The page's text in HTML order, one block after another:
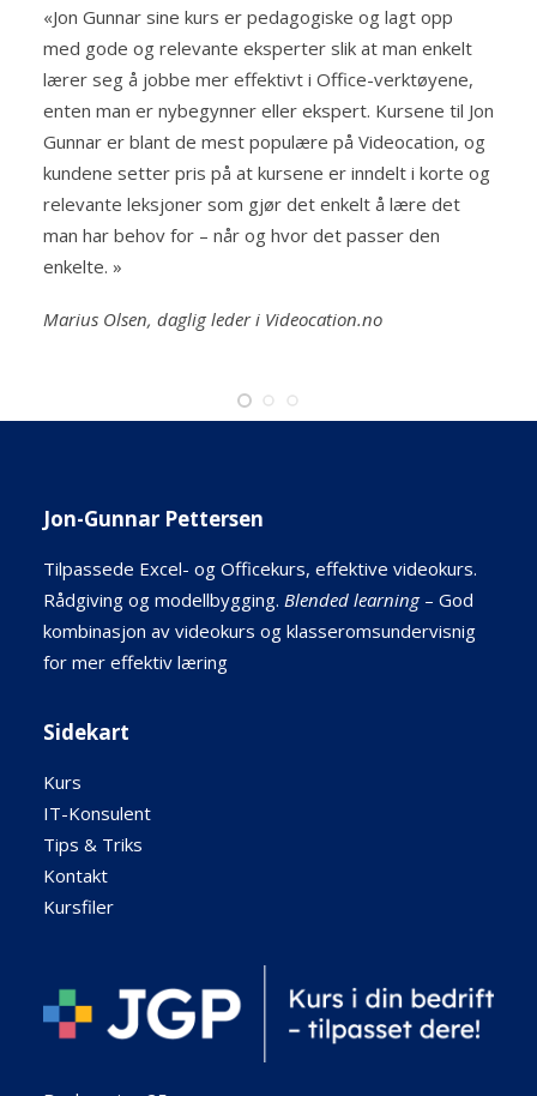
«Jon Gunnar sine kurs er pedagogiske og lagt opp
med gode og relevante eksperter slik at man enkelt
lærer seg å jobbe mer effektivt i Office-verktøyene,
enten man er nybegynner eller ekspert. Kursene til Jon
Gunnar er blant de mest populære på Videocation, og
kundene setter pris på at kursene er inndelt i korte og
relevante leksjoner som gjør det enkelt å lære det
man har behov for – når og hvor det passer den
enkelte. »
Marius Olsen, daglig leder i Videocation.no
Jon-Gunnar Pettersen
Tilpassede Excel- og Officekurs, effektive videokurs.
Rådgiving og modellbygging. Blended learning– God
kombinasjon av videokurs og klasseromsundervisnig
for mer effektiv læring
Sidekart
Kurs
IT-Konsulent
Tips & Triks
Kontakt
Kursfiler